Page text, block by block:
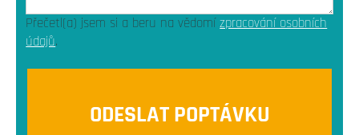
Přečetl(a) jsem si a beru na vědomízpracování osobních
údajů.